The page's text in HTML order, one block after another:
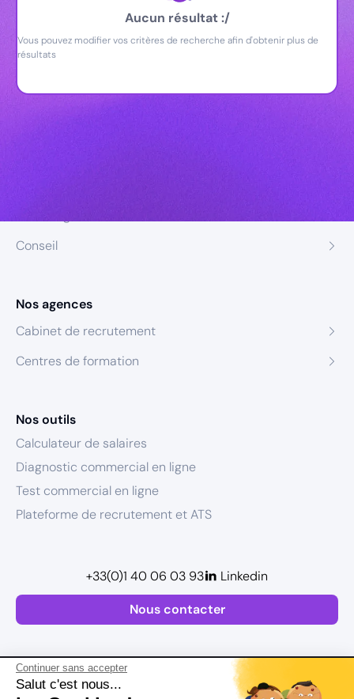
Continuer sans accepter
Salut c'est nous...
Aucun résultat :/
Vous pouvez modifier vos critères de recherche afin d'obtenir plus de
résultats
Conseil
Nos agences
Cabinet de recrutement
Centres de formation
Nos outils
Calculateur de salaires
Diagnostic commercial en ligne
Test commercial en ligne
Plateforme de recrutement et ATS
Nous contacter
+33(0)1 40 06 03 93 Linkedin